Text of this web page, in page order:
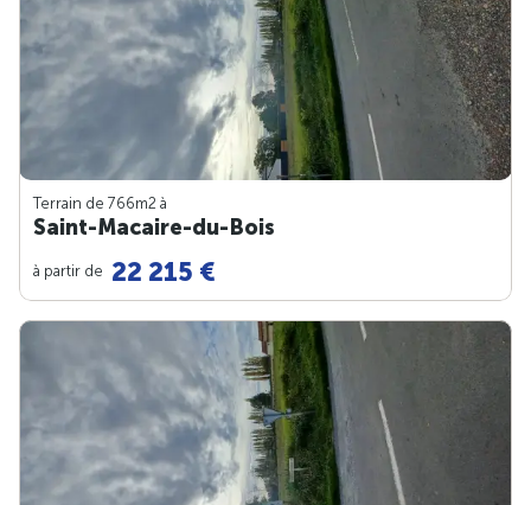
Terrain de 766m2 à
Saint-Macaire-du-Bois
à partir de 22 215 €